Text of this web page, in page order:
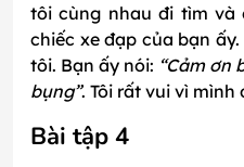
tôi cùng nhau đi tìm và
chiếc xe đạp của bạn
tôi. Bạn ấy nói: “Cảm ơn
bụng”. Tôi rất vui vì mình
Bài tập 4